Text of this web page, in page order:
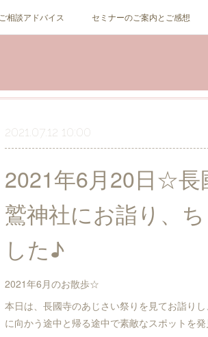
ご相談アドバイス セミナーのご案内とご感想
2021.07.12 10:00
2021年6月20日☆長
鷲神社にお詣り、
した♪
2021年6月のお散歩☆
本日は、長國寺のあじさい祭りを見てお詣り
に向かう途中と帰る途中で素敵なスポットを